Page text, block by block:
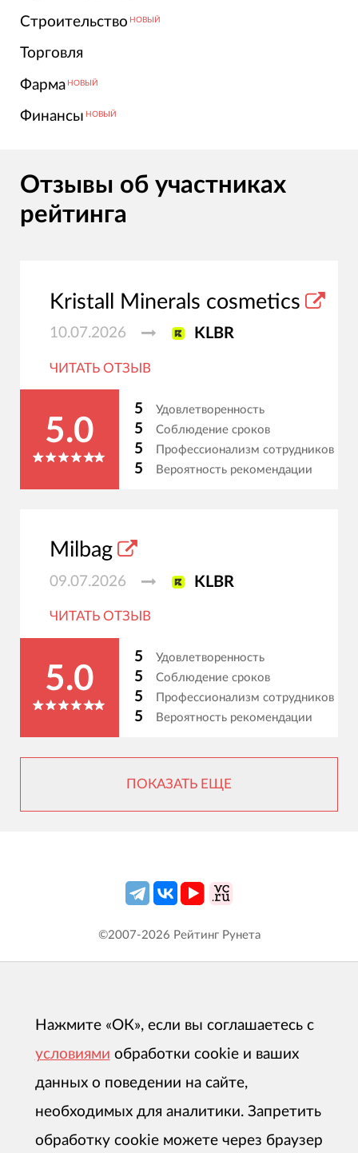
Строительство НОВЫЙ
Торговля
Фарма НОВЫЙ
Финансы НОВЫЙ
Отзывы об участниках
рейтинга
Kristall Minerals cosmetics
10.07.2026 KLBR
ЧИТАТЬ ОТЗЫВ
5.0
5 Удовлетворенность
5 Соблюдение сроков
5 Профессионализм сотрудников
5 Вероятность рекомендации
Milbag
09.07.2026 KLBR
ЧИТАТЬ ОТЗЫВ
5.0
5 Удовлетворенность
5 Соблюдение сроков
5 Профессионализм сотрудников
5 Вероятность рекомендации
ПОКАЗАТЬ ЕЩЕ
©2007-2026 Рейтинг Рунета
Нажмите «ОК», если вы соглашаетесь с
условиями обработки cookie и ваших
данных о поведении на сайте,
необходимых для аналитики. Запретить
обработку cookie можете через браузер